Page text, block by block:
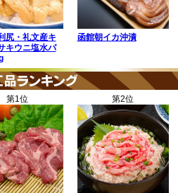
尻・礼文産キ
キウニ塩水パ
函館朝イカ沖漬
第1位 第2位